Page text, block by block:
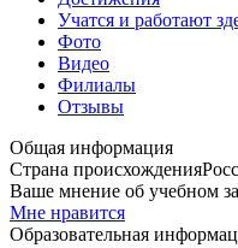
Учатся и работают
Фото
Видео
Филиалы
Отзывы
Общая информация
Страна происхождения
Ваше мнение об учебном
Мне нравится
Образовательная